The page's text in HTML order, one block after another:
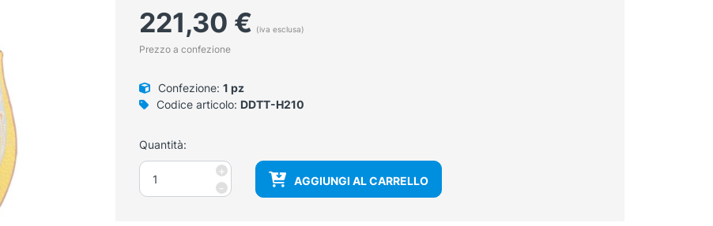
221,30 € (iva esclusa)
Prezzo a confezione
Confezione: 1 pz
Codice articolo: DDTT-H210
Quantità:
-
Bacino
femminile,
grandezza
+
AGGIUNGI AL CARRELLO